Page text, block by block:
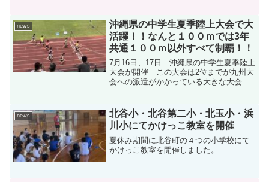
せています。エナジック高校にもアスリ
ート工房の出身が何名か在...
news
沖縄県の中学生夏季陸上大会で大
活躍！！なんと１００ｍでは3年
共通１００ｍ以外すべて制覇！！
7月16日、17日 沖縄県の中学生夏季陸上
大会が開催 この大会は2位までが九州大
会への派遣がかかっている大きな大会ア
は１００ｍ1年男女、2年男女、3年男子４
００ｍ共通男...
news
北谷小・北谷第二小・北玉小・浜
川小にてかけっこ教室を開催
夏休み期間に北谷町の４つの小学校にて
かけっこ教室を開催しました。